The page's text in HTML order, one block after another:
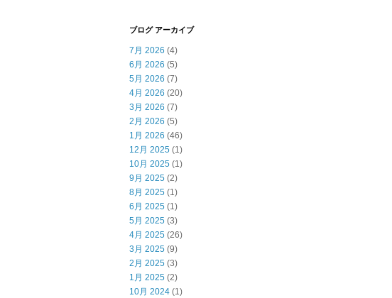
ブログ アーカイブ
7月 2026 (4)
6月 2026 (5)
5月 2026 (7)
4月 2026 (20)
3月 2026 (7)
2月 2026 (5)
1月 2026 (46)
12月 2025 (1)
10月 2025 (1)
9月 2025 (2)
8月 2025 (1)
6月 2025 (1)
5月 2025 (3)
4月 2025 (26)
3月 2025 (9)
2月 2025 (3)
1月 2025 (2)
10月 2024 (1)